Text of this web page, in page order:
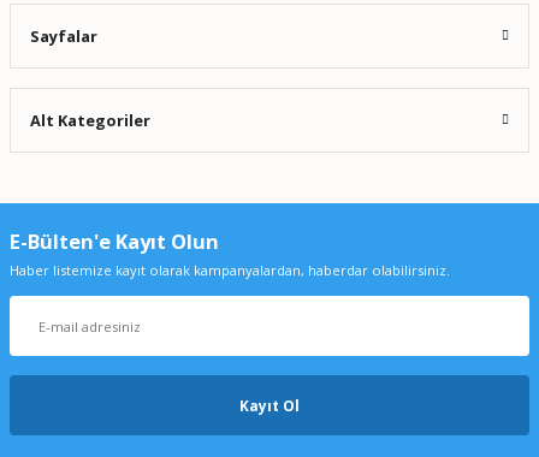
Sayfalar
Alt Kategoriler
E-Bülten'e Kayıt Olun
Haber listemize kayıt olarak kampanyalardan, haberdar olabilirsiniz.
Kayıt Ol